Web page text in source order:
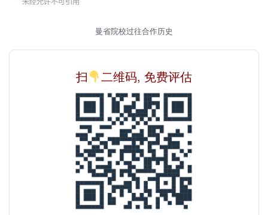
曼省院校过往合作历史
扫 二维码, 免费评估